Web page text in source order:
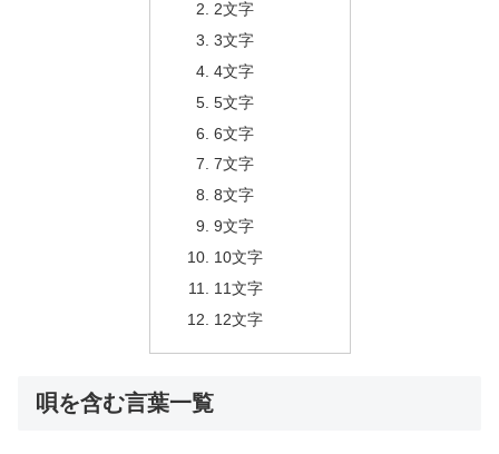
2文字
3文字
4文字
5文字
6文字
7文字
8文字
9文字
10文字
11文字
12文字
唄を含む言葉一覧